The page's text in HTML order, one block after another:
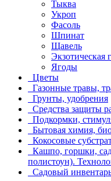
Тыква
Укроп
Фасоль
Шпинат
Щавель
Экзотическая
Ягоды
Цветы
Газонные травы,
Грунты, удобрения
Средства защиты
Подкормки,
Бытовая химия,
Кокосовые
Кашпо, горшки,
полистоун).
Садовый